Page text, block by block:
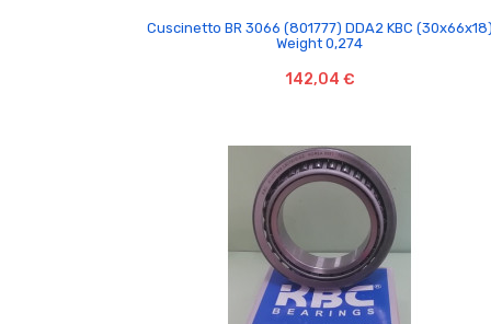

Cuscinetto BR 3066 (801777) DDA2 KBC (30x66x18)
Weight 0,274
142,04 €